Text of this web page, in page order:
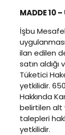
MADDE 10
İşbu
ilan edilen
satın
Tüketici
yetkilidir.
Hakkında
belirtilen alt
talepleri
yetkilidir.